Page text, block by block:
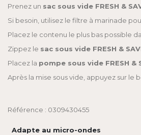
Prenez un sac sous vide FRESH &
Si besoin, utilisez le filtre à marinade
Placez le contenu le plus bas possible
Zippez le sac sous vide FRESH &
Placez la pompe sous vide FRESH &
Après la mise sous vide, appuyez sur
Référence : 0309430455
Adapte au micro-ondes